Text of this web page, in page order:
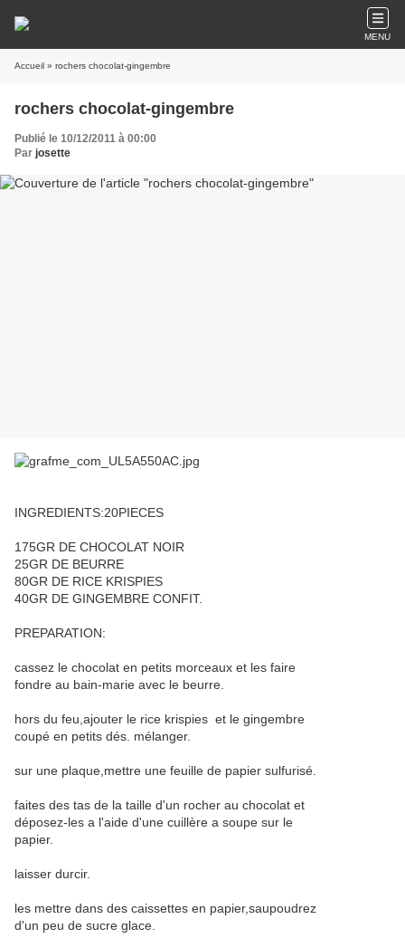
MENU
Accueil » rochers chocolat-gingembre
rochers chocolat-gingembre
Publié le 10/12/2011 à 00:00
Par josette
INGREDIENTS:20PIECES
175GR DE CHOCOLAT NOIR
25GR DE BEURRE
80GR DE RICE KRISPIES
40GR DE GINGEMBRE CONFIT.
PREPARATION:
cassez le chocolat en petits morceaux et les faire
fondre au bain-marie avec le beurre.
hors du feu,ajouter le rice krispies et le gingembre
coupé en petits dés. mélanger.
sur une plaque,mettre une feuille de papier sulfurisé.
faites des tas de la taille d'un rocher au chocolat et
déposez-les a l'aide d'une cuillère a soupe sur le
papier.
laisser durcir.
les mettre dans des caissettes en papier,saupoudrez
d'un peu de sucre glace.